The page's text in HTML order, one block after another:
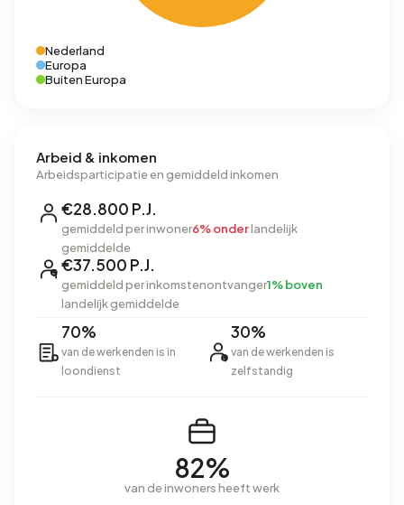
Nederland
Europa
Buiten Europa
Arbeid & inkomen
Arbeidsparticipatie en gemiddeld inkomen
€28.800 P.J.
gemiddeld per inwoner6% onderlandelijk
gemiddelde
€37.500 P.J.
gemiddeld per inkomstenontvanger1% boven
landelijk gemiddelde
70%
van de werkenden is in
loondienst
30%
van de werkenden is
zelfstandig
82%
van de inwoners heeft werk